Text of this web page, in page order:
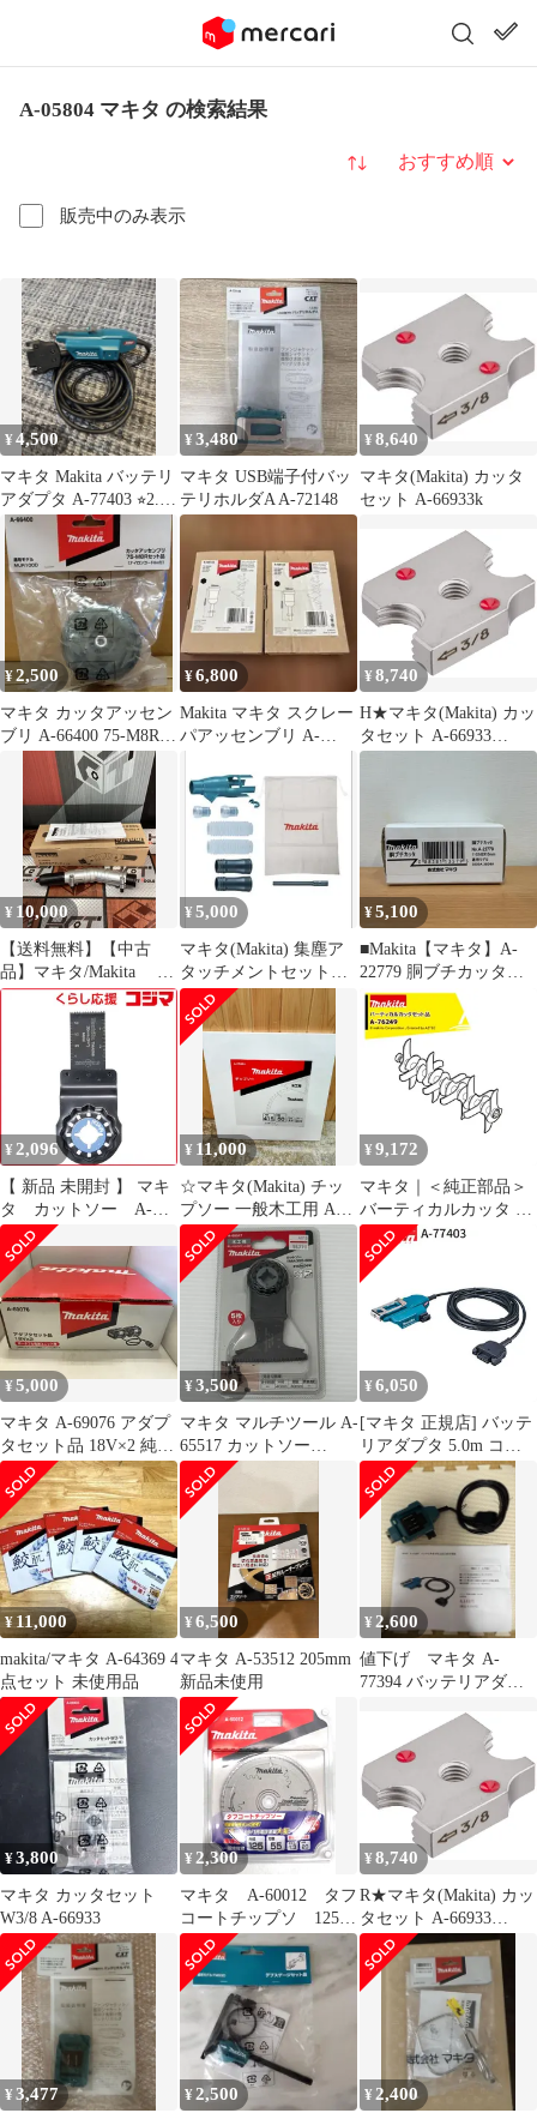
A-05804 マキタ の検索結果
販売中のみ表示
並び替え
¥4,500
マキタ Makita バッテリ
アダプタ A-77403 ⭐︎2.3
回使用⭐︎
¥3,480
マキタ USB端子付バッ
テリホルダA A-72148
¥8,640
マキタ(Makita) カッタ
セット A-66933k
¥2,500
マキタ カッタアッセン
ブリ A-66400 75-M8Rセ
ット品 MUR100D
¥6,800
Makita マキタ スクレー
パアッセンブリ A-
¥8,740
H★マキタ(Makita) カッ
タセット A-66933
dfa2136e
¥ 10,000
【送料無料】【中古
品】マキタ/Makita A-
75079 角度変更アタ
ッチメント【ハンズク
ラフト島根出雲】
¥ 5,000
マキタ(Makita) 集塵ア
タッチメントセット品
196860-7
¥5,100
■Makita【マキタ】A-
22779 胴ブチカッタ
A25-3073、A25-3074
¥ 2,096
【 新品 未開封 】 マキ
タ カットソー A-
63909 未使用 送料無料
¥ 11,000
☆マキタ(Makita) チッ
プソー 一般木工用 A-
05804 外径415mm 刃数
50T 未使用
¥ 9,172
マキタ｜＜純正部品＞
バーティカルカッタ A-
76249
¥5,000
マキタ A-69076 アダプ
タセット品 18V×2 純正
品
¥3,500
マキタ マルチツール A-
65517 カットソー
TMA055BIM 未開封品
smkogu096539
¥ 6,050
[マキタ 正規店] バッテ
リアダプタ 5.0m コネ
クタ式 A-77403 makita
純正 パーツ 部品 正規
品 おすすめ 便利
¥ 11,000
makita/マキタ A-64369 4
点セット 未使用品
¥6,500
マキタ A-53512 205mm
新品未使用
¥ 2,600
値下げ マキタ A-
77394 バッテリアダプ
¥3,800
マキタ カッタセット
W3/8 A-66933
¥ 2,300
マキタ A-60012 タフ
コートチップソ 125-
55
¥8,740
R★マキタ(Makita) カッ
タセット A-66933
7c9a0bfb
¥3,477 ¥2,500 ¥2,400